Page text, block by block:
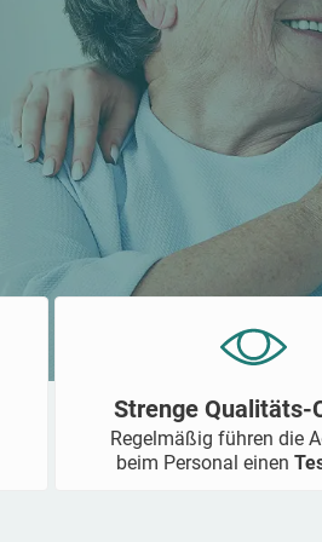
Strenge Qualitäts-
Regelmäßig führen die
beim Personal einen